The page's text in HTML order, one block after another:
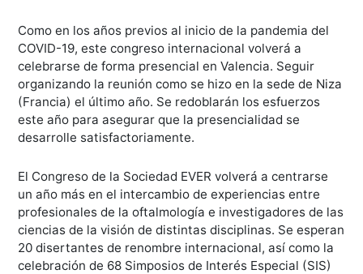
Como en los años previos al inicio de la pandemia del
COVID-19, este congreso internacional volverá a
celebrarse de forma presencial en Valencia. Seguir
organizando la reunión como se hizo en la sede de Niza
(Francia) el último año. Se redoblarán los esfuerzos
este año para asegurar que la presencialidad se
desarrolle satisfactoriamente.
El Congreso de la Sociedad EVER volverá a centrarse
un año más en el intercambio de experiencias entre
profesionales de la oftalmología e investigadores de las
ciencias de la visión de distintas disciplinas. Se esperan
20 disertantes de renombre internacional, así como la
celebración de 68 Simposios de Interés Especial (SIS)